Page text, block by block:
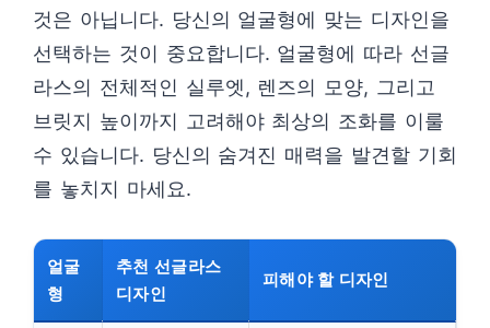
것은 아닙니다. 당신의 얼굴형에 맞는 디자인을
선택하는 것이 중요합니다. 얼굴형에 따라 선글
라스의 전체적인 실루엣, 렌즈의 모양, 그리고
브릿지 높이까지 고려해야 최상의 조화를 이룰
수 있습니다. 당신의 숨겨진 매력을 발견할 기회
를 놓치지 마세요.
얼굴
형
추천 선글라스
디자인
피해야 할 디자인